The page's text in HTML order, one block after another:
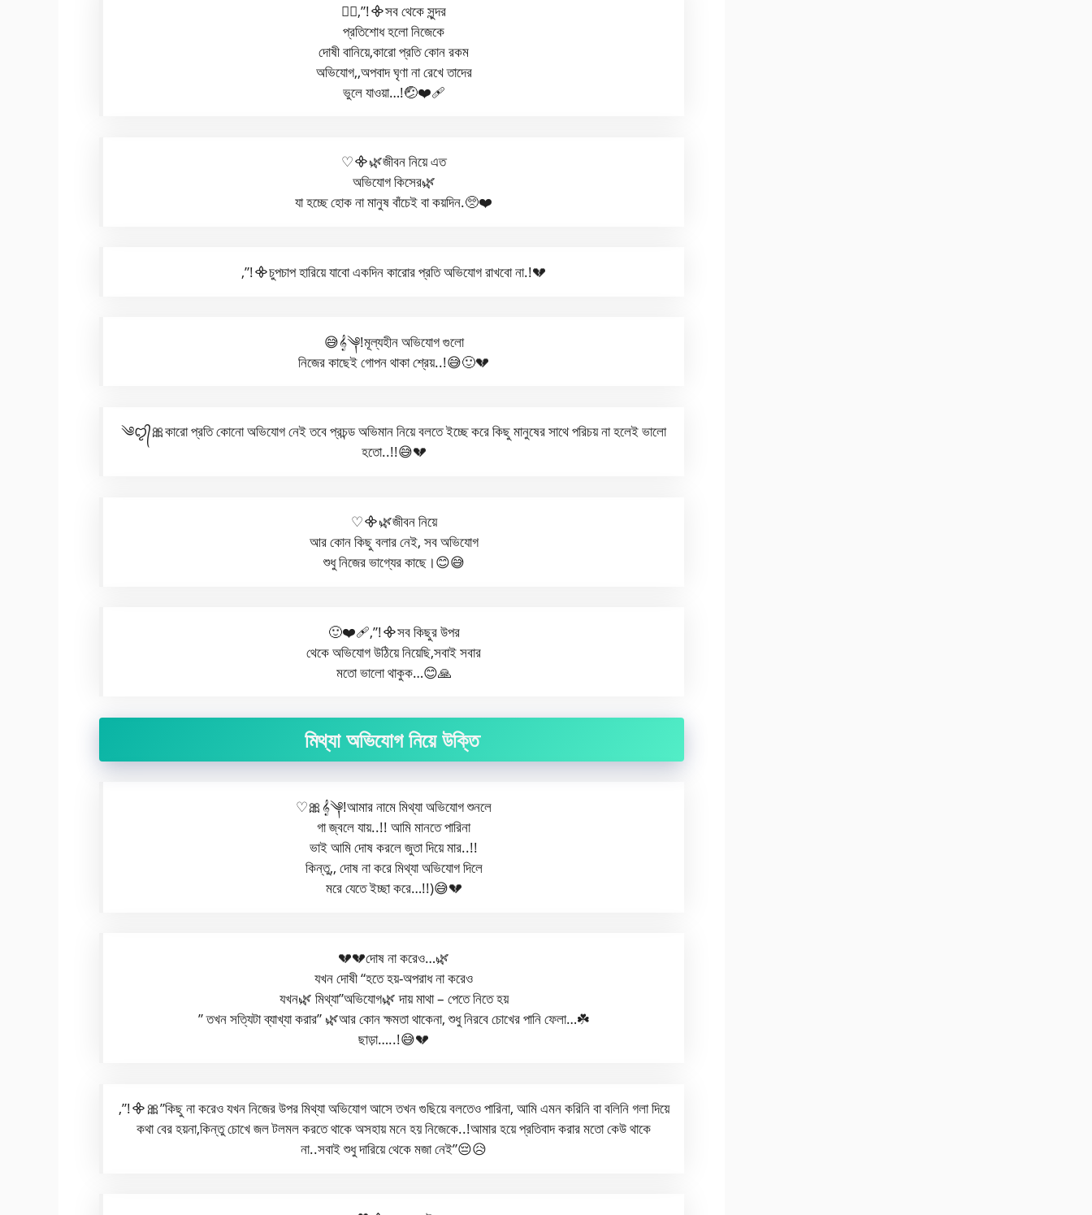
❤️‍🔥,”!᯽সব থেকে সুন্দর
প্রতিশোধ হলো নিজেকে
দোষী বানিয়ে,কারো প্রতি কোন রকম
অভিযোগ,,অপবাদ ঘৃণা না রেখে তাদের
ভুলে যাওয়া…!🤕❤️‍🩹
♡᯽🌿জীবন নিয়ে এত
অভিযোগ কিসের🌿
যা হচ্ছে হোক না মানুষ বাঁচেই বা কয়দিন.🥺❤️
,”!᯽চুপচাপ হারিয়ে যাবো একদিন কারোর প্রতি অভিযোগ রাখবো না.!💔
😅𝄞༆!মূল্যহীন অভিযোগ গুলো
নিজের কাছেই গোপন থাকা শ্রেয়..!😅🙂💔
༄ꨄ᭄🎀কারো প্রতি কোনো অভিযোগ নেই তবে প্রচন্ড অভিমান নিয়ে বলতে ইচ্ছে করে কিছু মানুষের সাথে পরিচয় না হলেই ভালো
হতো..!!😅💔
♡᯽🌿জীবন নিয়ে
আর কোন কিছু বলার নেই, সব অভিযোগ
শুধু নিজের ভাগ্যের কাছে।😊😅
🙂❤️‍🩹,”!᯽সব কিছুর উপর
থেকে অভিযোগ উঠিয়ে নিয়েছি,সবাই সবার
মতো ভালো থাকুক…😊🙏
মিথ্যা অভিযোগ নিয়ে উক্তি
♡🎀𝄞༆!আমার নামে মিথ্যা অভিযোগ শুনলে
গা জ্বলে যায়..!! আমি মানতে পারিনা
ভাই আমি দোষ করলে জুতা দিয়ে মার..!!
কিন্তু,, দোষ না করে মিথ্যা অভিযোগ দিলে
মরে যেতে ইচ্ছা করে…!!)😅💔
💔💔দোষ না করেও…🌿
যখন দোষী “হতে হয়-অপরাধ না করেও
যখন🌿 মিথ্যা”অভিযোগ🌿 দায় মাথা – পেতে নিতে হয়
” তখন সত্যিটা ব্যাখ্যা করার” 🌿আর কোন ক্ষমতা থাকেনা, শুধু নিরবে চোখের পানি ফেলা…☘️
ছাড়া…..!😅💔
,”!᯽🎀”কিছু না করেও যখন নিজের উপর মিথ্যা অভিযোগ আসে তখন গুছিয়ে বলতেও পারিনা, আমি এমন করিনি বা বলিনি গলা দিয়ে
কথা বের হয়না,কিন্তু চোখে জল টলমল করতে থাকে অসহায় মনে হয় নিজেকে..!আমার হয়ে প্রতিবাদ করার মতো কেউ থাকে
না..সবাই শুধু দারিয়ে থেকে মজা নেই”😔😥